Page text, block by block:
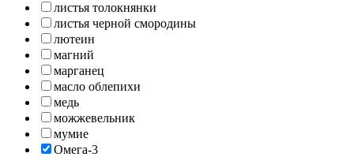
листья толокнянки
листья черной смородины
лютеин
магний
марганец
масло облепихи
медь
можжевельник
мумие
Омега-3